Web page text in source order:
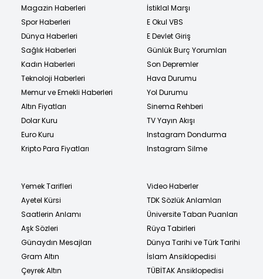
Magazin Haberleri
Spor Haberleri
Dünya Haberleri
Sağlık Haberleri
Kadın Haberleri
Teknoloji Haberleri
Memur ve Emekli Haberleri
Altın Fiyatları
Dolar Kuru
Euro Kuru
Kripto Para Fiyatları
İstiklal Marşı
E Okul VBS
E Devlet Giriş
Günlük Burç Yorumları
Son Depremler
Hava Durumu
Yol Durumu
Sinema Rehberi
TV Yayın Akışı
Instagram Dondurma
Instagram Silme
Yemek Tarifleri
Ayetel Kürsi
Saatlerin Anlamı
Aşk Sözleri
Günaydın Mesajları
Gram Altın
Çeyrek Altın
Video Haberler
TDK Sözlük Anlamları
Üniversite Taban Puanları
Rüya Tabirleri
Dünya Tarihi ve Türk Tarihi
İslam Ansiklopedisi
TÜBİTAK Ansiklopedisi